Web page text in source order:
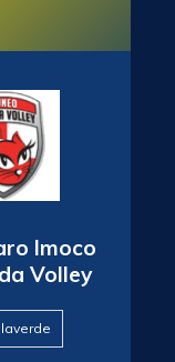
Imoco
Volley